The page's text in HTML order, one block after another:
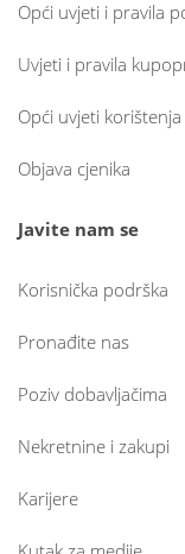
Opći uvjeti i pravila
Uvjeti i pravila
Opći uvjeti
Objava cjenika
Javite nam se
Korisnička podrška
Pronađite nas
Poziv dobavljačima
Nekretnine i zakupi
Karijere